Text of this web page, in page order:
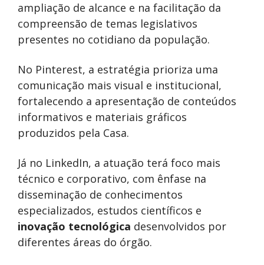
ampliação de alcance e na facilitação da
compreensão de temas legislativos
presentes no cotidiano da população.
No Pinterest, a estratégia prioriza uma
comunicação mais visual e institucional,
fortalecendo a apresentação de conteúdos
informativos e materiais gráficos
produzidos pela Casa.
Já no LinkedIn, a atuação terá foco mais
técnico e corporativo, com ênfase na
disseminação de conhecimentos
especializados, estudos científicos e
inovação tecnológica desenvolvidos por
diferentes áreas do órgão.